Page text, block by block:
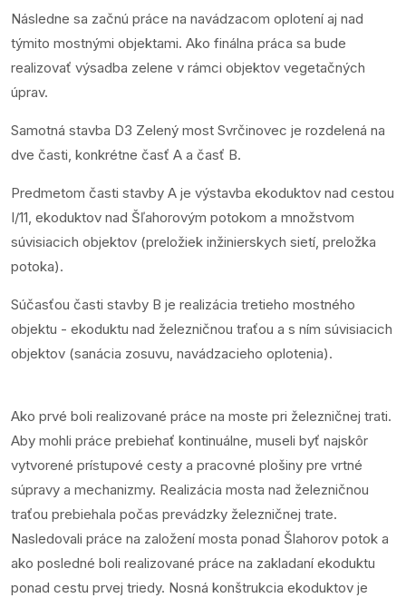
Následne sa začnú práce na navádzacom oplotení aj nad
týmito mostnými objektami. Ako finálna práca sa bude
realizovať výsadba zelene v rámci objektov vegetačných
úprav.
Samotná stavba D3 Zelený most Svrčinovec je rozdelená na
dve časti, konkrétne časť A a časť B.
Predmetom časti stavby A je výstavba ekoduktov nad cestou
I/11, ekoduktov nad Šľahorovým potokom a množstvom
súvisiacich objektov (preložiek inžinierskych sietí, preložka
potoka).
Súčasťou časti stavby B je realizácia tretieho mostného
objektu - ekoduktu nad železničnou traťou a s ním súvisiacich
objektov (sanácia zosuvu, navádzacieho oplotenia).
Ako prvé boli realizované práce na moste pri železničnej trati.
Aby mohli práce prebiehať kontinuálne, museli byť najskôr
vytvorené prístupové cesty a pracovné plošiny pre vrtné
súpravy a mechanizmy. Realizácia mosta nad železničnou
traťou prebiehala počas prevádzky železničnej trate.
Nasledovali práce na založení mosta ponad Šlahorov potok a
ako posledné boli realizované práce na zakladaní ekoduktu
ponad cestu prvej triedy. Nosná konštrukcia ekoduktov je